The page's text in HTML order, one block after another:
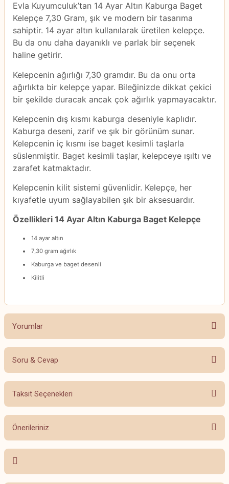
Evla Kuyumculuk’tan 14 Ayar Altın Kaburga Baget
Kelepçe 7,30 Gram, şık ve modern bir tasarıma
sahiptir. 14 ayar altın kullanılarak üretilen kelepçe.
Bu da onu daha dayanıklı ve parlak bir seçenek
haline getirir.
Kelepcenin ağırlığı 7,30 gramdır. Bu da onu orta
ağırlıkta bir kelepçe yapar. Bileğinizde dikkat çekici
bir şekilde duracak ancak çok ağırlık yapmayacaktır.
Kelepcenin dış kısmı kaburga deseniyle kaplıdır.
Kaburga deseni, zarif ve şık bir görünüm sunar.
Kelepcenin iç kısmı ise baget kesimli taşlarla
süslenmiştir. Baget kesimli taşlar, kelepceye ışıltı ve
zarafet katmaktadır.
Kelepcenin kilit sistemi güvenlidir. Kelepçe, her
kıyafetle uyum sağlayabilen şık bir aksesuardır.
Özellikleri 14 Ayar Altın Kaburga Baget Kelepçe
14 ayar altın
7,30 gram ağırlık
Kaburga ve baget desenli
Kilitli
Yorumlar
Soru & Cevap
Taksit Seçenekleri
Önerileriniz
Bu ürünün fiyat bilgisi, resim, ürün açıklamalarında ve diğer konularda
yetersiz gördüğünüz noktaları öneri formunu kullanarak tarafımıza
iletebilirsiniz.